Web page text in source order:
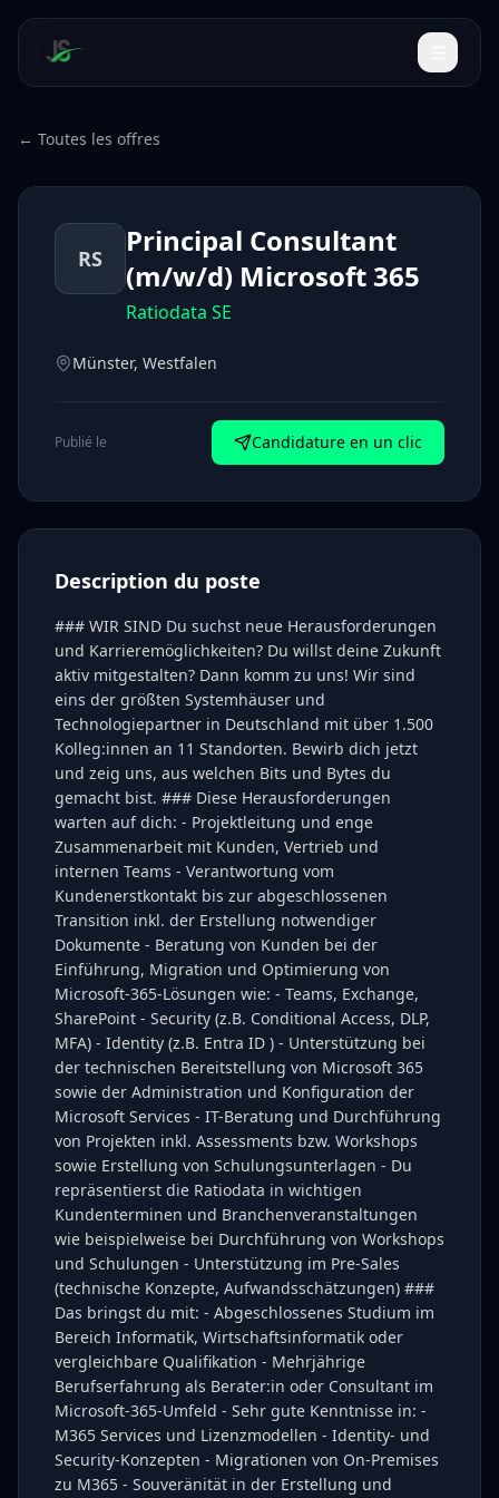
← Toutes les offres
RS
Principal Consultant
(m/w/d) Microsoft 365
Ratiodata SE
Münster, Westfalen
Publié le Candidature en un clic
Description du poste
### WIR SIND Du suchst neue Herausforderungen
und Karrieremöglichkeiten? Du willst deine Zukunft
aktiv mitgestalten? Dann komm zu uns! Wir sind
eins der größten Systemhäuser und
Technologiepartner in Deutschland mit über 1.500
Kolleg:innen an 11 Standorten. Bewirb dich jetzt
und zeig uns, aus welchen Bits und Bytes du
gemacht bist. ### Diese Herausforderungen
warten auf dich: - Projektleitung und enge
Zusammenarbeit mit Kunden, Vertrieb und
internen Teams - Verantwortung vom
Kundenerstkontakt bis zur abgeschlossenen
Transition inkl. der Erstellung notwendiger
Dokumente - Beratung von Kunden bei der
Einführung, Migration und Optimierung von
Microsoft-365-Lösungen wie: - Teams, Exchange,
SharePoint - Security (z.B. Conditional Access, DLP,
MFA) - Identity (z.B. Entra ID ) - Unterstützung bei
der technischen Bereitstellung von Microsoft 365
sowie der Administration und Konfiguration der
Microsoft Services - IT-Beratung und Durchführung
von Projekten inkl. Assessments bzw. Workshops
sowie Erstellung von Schulungsunterlagen - Du
repräsentierst die Ratiodata in wichtigen
Kundenterminen und Branchenveranstaltungen
wie beispielweise bei Durchführung von Workshops
und Schulungen - Unterstützung im Pre-Sales
(technische Konzepte, Aufwandsschätzungen) ###
Das bringst du mit: - Abgeschlossenes Studium im
Bereich Informatik, Wirtschaftsinformatik oder
vergleichbare Qualifikation - Mehrjährige
Berufserfahrung als Berater:in oder Consultant im
Microsoft-365-Umfeld - Sehr gute Kenntnisse in: -
M365 Services und Lizenzmodellen - Identity- und
Security-Konzepten - Migrationen von On-Premises
zu M365 - Souveränität in der Erstellung und